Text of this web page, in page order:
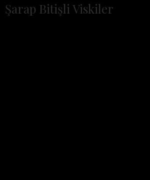
Şarap Bitişli Viskiler